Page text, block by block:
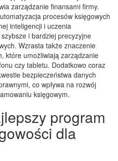
zarządzanie finansami firmy.
procesów księgowych
inteligencji i uczenia
i bardziej precyzyjne
Wzrasta także znaczenie
które umożliwiają zarządzanie
czy tabletu. Dodatkowo coraz
bezpieczeństwa danych
co wpływa na rozwój
księgowym.
program
dla